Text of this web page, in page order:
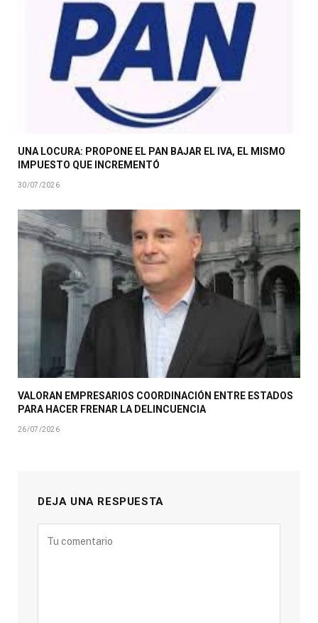
UNA LOCURA: PROPONE EL PAN BAJAR EL IVA, EL MISMO
IMPUESTO QUE INCREMENTÓ
30/07/2026
VALORAN EMPRESARIOS COORDINACIÓN ENTRE ESTADOS
PARA HACER FRENAR LA DELINCUENCIA
26/07/2026
DEJA UNA RESPUESTA